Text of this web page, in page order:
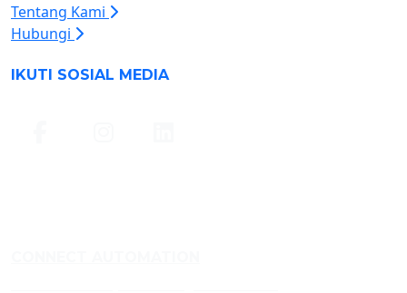
Tentang Kami
Hubungi
IKUTI SOSIAL MEDIA